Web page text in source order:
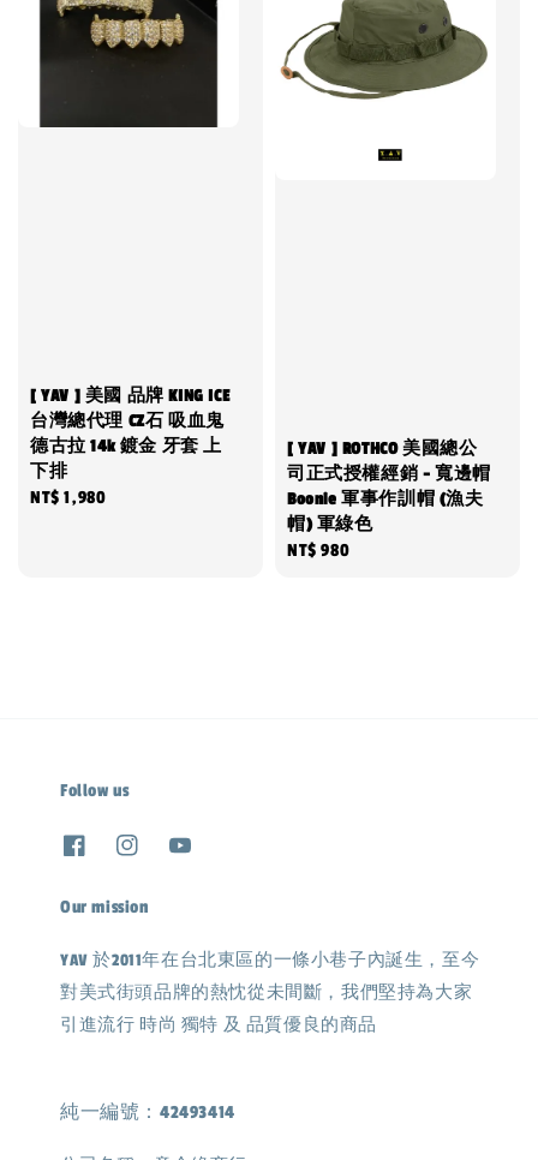
[ YAV ] 美國 品牌 KING ICE
台灣總代理 CZ石 吸血鬼
德古拉 14k 鍍金 牙套 上
下排
Regular
NT$ 1,980
[ YAV ] ROTHCO 美國總公
司正式授權經銷 - 寬邊帽
Boonie 軍事作訓帽 (漁夫
帽) 軍綠色
Regular
NT$ 980
Follow us
Our mission
YAV 於2011年在台北東區的一條小巷子內誕生，至今
對美式街頭品牌的熱忱從未間斷，我們堅持為大家
引進流行 時尚 獨特 及 品質優良的商品
純一編號：42493414